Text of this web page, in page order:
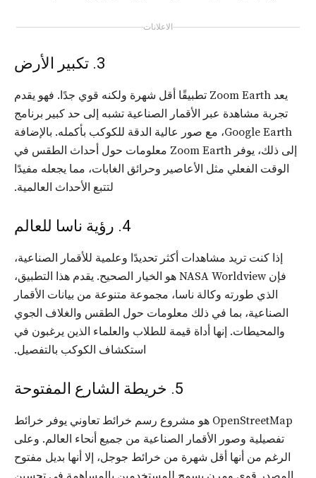
الاعلانات
3. تكبير الأرض
يعد Zoom Earth تطبيقًا أقل شهرة ولكنه قوي جدًا. فهو يقدم
تجربة مشاهدة عبر الأقمار الصناعية تشبه إلى حد كبير برنامج
Google Earth، مع صور عالية الدقة للكوكب بأكمله. بالإضافة
إلى ذلك، يوفر Zoom Earth معلومات حول أحداث الطقس في
الوقت الفعلي مثل الأعاصير وحرائق الغابات، مما يجعله مفيدًا
لتتبع الأحداث العالمية.
4. رؤية ناسا للعالم
إذا كنت تريد مشاهدات أكثر تحديدًا وعلمية للأقمار الصناعية،
فإن NASA Worldview هو الخيار الصحيح. يقدم هذا التطبيق،
الذي طورته وكالة ناسا، مجموعة متنوعة من بيانات الأقمار
الصناعية، بما في ذلك معلومات حول الطقس والغلاف الجوي
والمحيطات. إنها أداة قيمة للطلاب والعلماء الذين يرغبون في
استكشاف الكوكب بالتفصيل.
5. خريطة الشارع المفتوحة
OpenStreetMap هو مشروع رسم خرائط تعاوني يوفر خرائط
تفصيلية وصور الأقمار الصناعية من جميع أنحاء العالم. وعلى
الرغم من أنها أقل شهرة من خرائط جوجل، إلا أنها بديل مفتوح